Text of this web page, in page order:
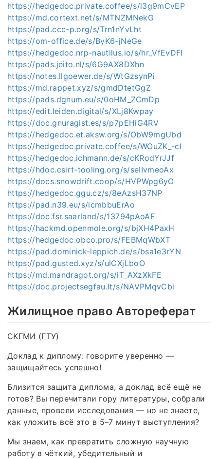
https://hedgedoc.private.coffee/s/l3g9mCvEP
https://md.cortext.net/s/MTNZMNekG
https://pad.ccc-p.org/s/Trn1nYvLht
https://om-office.de/s/ByK6-jNeGe
https://hedgedoc.nrp-nautilus.io/s/hr_VfEvDFI
https://pads.jeito.nl/s/6G9AX8DXhn
https://notes.llgoewer.de/s/WtGzsynPi
https://md.rappet.xyz/s/gmdDtetGgZ
https://pads.dgnum.eu/s/0oHM_ZCmDp
https://edit.leiden.digital/s/XLj8Kwpay
https://doc.gnuragist.es/s/p7pEHiG4RV
https://hedgedoc.et.aksw.org/s/ObW9mgUbd
https://hedgedoc.private.coffee/s/WOuZK_-cl
https://hedgedoc.ichmann.de/s/cKRodYrJJf
https://hdoc.csirt-tooling.org/s/seIIvmeoAx
https://docs.snowdrift.coop/s/HVPWpg6yO
https://hedgedoc.ggu.cz/s/8eAzsH37NP
https://pad.n39.eu/s/icmbbuErAo
https://doc.fsr.saarland/s/13794pAoAF
https://hackmd.openmole.org/s/bjXH4PaxH
https://hedgedoc.obco.pro/s/FEBMqWbXT
https://pad.dominick-leppich.de/s/bsa1e3rYN
https://pad.gusted.xyz/s/ulCXjLboO
https://md.mandragot.org/s/iT_AXzXkFE
https://doc.projectsegfau.lt/s/NAVPMqvCbi
Жилищное право Автореферат
СКГМИ (ГТУ)
Доклад к диплому: говорите уверенно —
защищайтесь успешно!
Близится защита диплома, а доклад всё ещё не
готов? Вы перечитали гору литературы, собрали
данные, провели исследования — но не знаете,
как уложить всё это в 5–7 минут выступления?
Мы знаем, как превратить сложную научную
работу в чёткий, убедительный и